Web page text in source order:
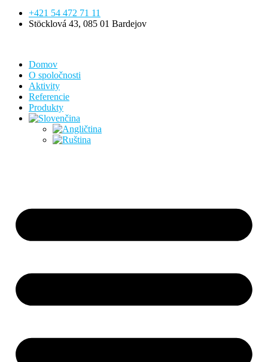
+421 54 472 71 11
Stöcklová 43, 085 01 Bardejov
Domov
O spoločnosti
Aktivity
Referencie
Produkty